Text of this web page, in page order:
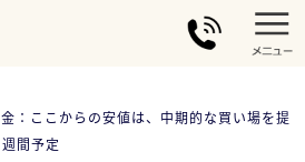
金：ここからの安値は、中期的な買い場を提
間予定